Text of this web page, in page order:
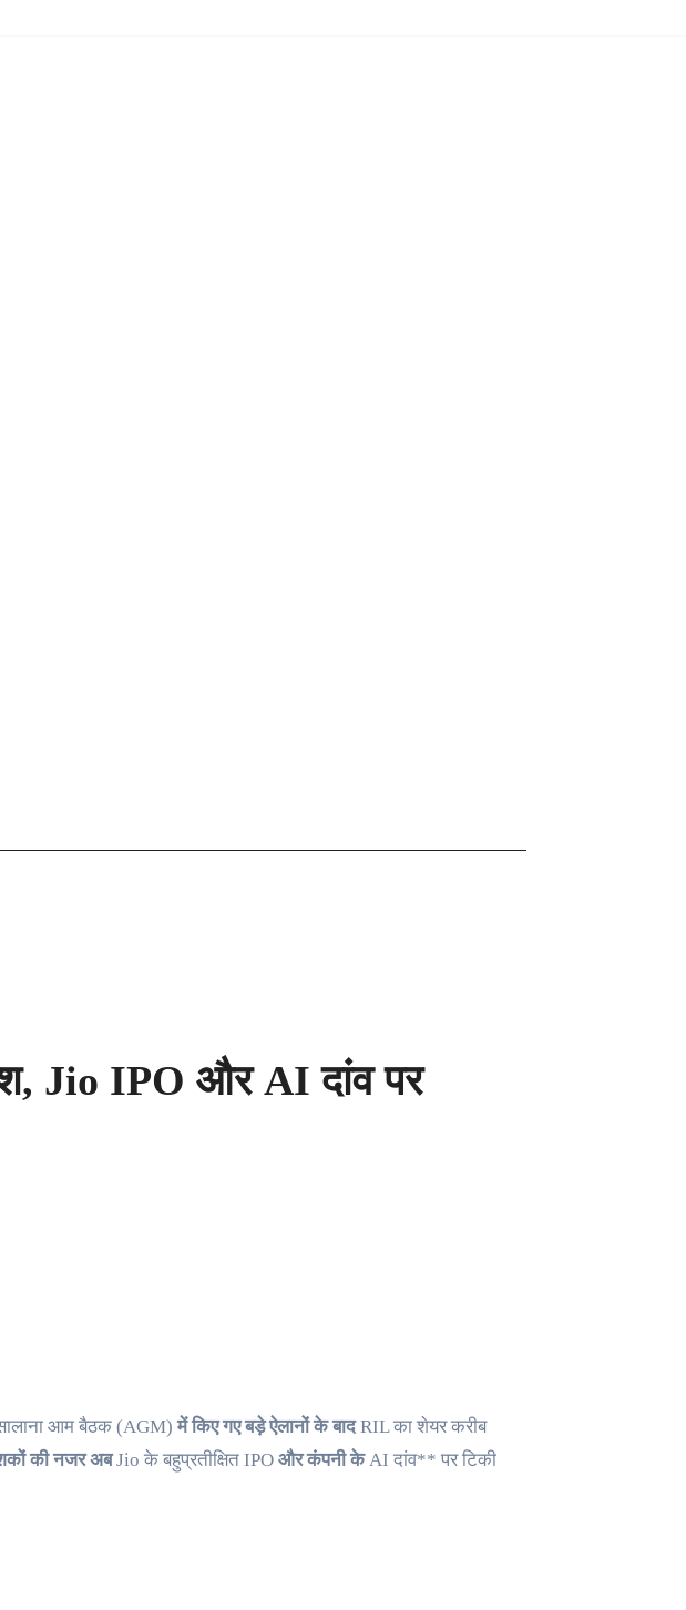
Jio IPO और AI दांव पर
आम बैठक (AGM) में किए गए बड़े ऐलानों के बादRIL का शेयर करीब
की नजर अबJio के बहुप्रतीक्षित IPO और कंपनी केAI दांव** पर टिकी